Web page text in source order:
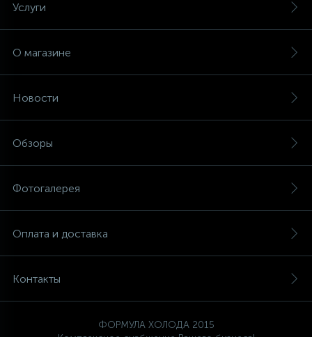
Услуги
О магазине
Новости
Обзоры
Фотогалерея
Оплата и доставка
Контакты
ФОРМУЛА ХОЛОДА 2015